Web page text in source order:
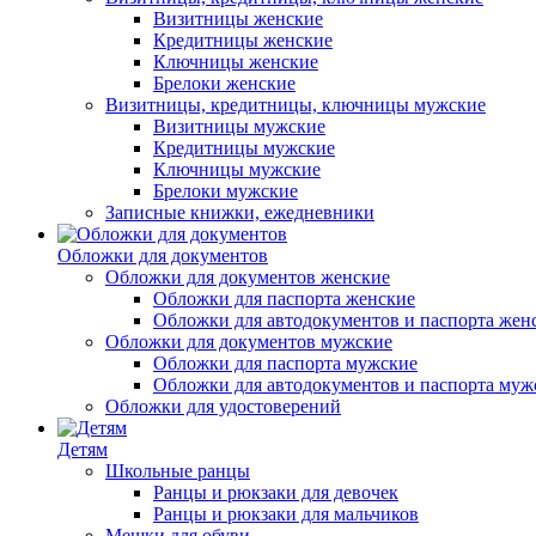
Визитницы женские
Кредитницы женские
Ключницы женские
Брелоки женские
Визитницы, кредитницы, ключницы мужские
Визитницы мужские
Кредитницы мужские
Ключницы мужские
Брелоки мужские
Записные книжки, ежедневники
Обложки для документов
Обложки для документов женские
Обложки для паспорта женские
Обложки для автодокументов и паспорта
Обложки для документов мужские
Обложки для паспорта мужские
Обложки для автодокументов и паспорта
Обложки для удостоверений
Детям
Школьные ранцы
Ранцы и рюкзаки для девочек
Ранцы и рюкзаки для мальчиков